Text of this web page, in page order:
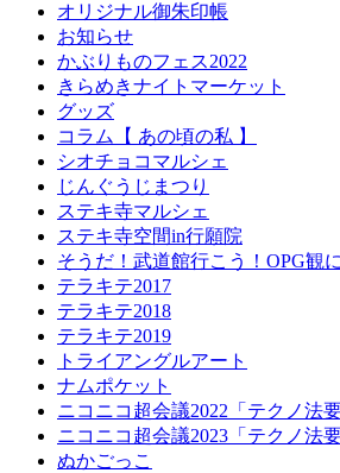
オリジナル御朱印帳
お知らせ
かぶりものフェス2022
きらめきナイトマーケット
グッズ
コラム【 あの頃の私 】
シオチョコマルシェ
じんぐうじまつり
ステキ寺マルシェ
ステキ寺空間in行願院
そうだ！武道館行こう！OPG観
テラキテ2017
テラキテ2018
テラキテ2019
トライアングルアート
ナムポケット
ニコニコ超会議2022「テクノ法要
ニコニコ超会議2023「テクノ法要
ぬかごっこ